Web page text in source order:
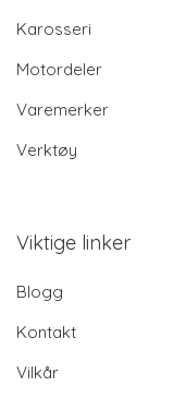
Karosseri
Motordeler
Varemerker
Verktøy
Viktige linker
Blogg
Kontakt
Vilkår